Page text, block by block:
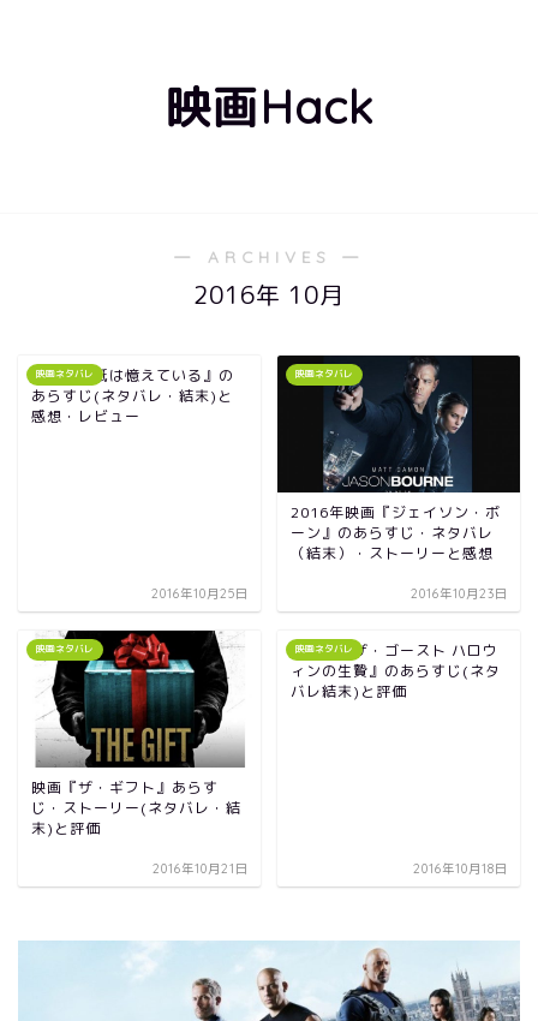
映画Hack
― ARCHIVES ―
2016年 10月
映画ネタバレ
映画『手紙は憶えている』の
あらすじ(ネタバレ・結末)と
感想・レビュー
2016年10月25日
映画ネタバレ
2016年映画『ジェイソン・ボ
ーン』のあらすじ・ネタバレ
（結末）・ストーリーと感想
2016年10月23日
映画ネタバレ
映画『ザ・ギフト』あらす
じ・ストーリー(ネタバレ・結
末)と評価
2016年10月21日
映画ネタバレ
『ペイ・ザ・ゴースト ハロウ
ィンの生贄』のあらすじ(ネタ
バレ結末)と評価
2016年10月18日